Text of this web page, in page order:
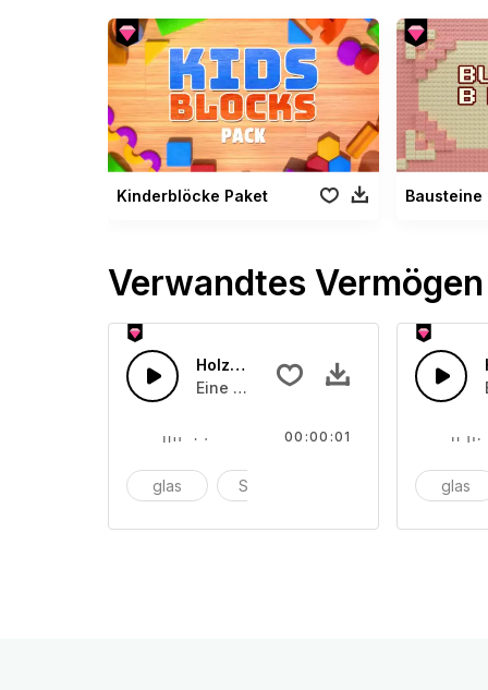
Kinderblöcke Paket Bausteine
Verwandtes Vermögen
Holzblock 8
Eine Ansammlung von
glas Schüssel
00:00:01
glas